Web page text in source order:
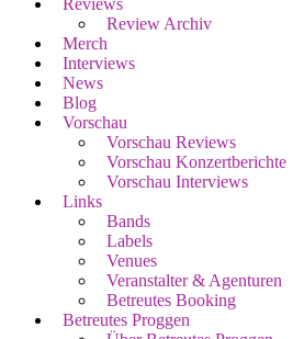
Review Archiv
Merch
Interviews
News
Blog
Vorschau
Vorschau Reviews
Vorschau Konzertberichte
Vorschau Interviews
Links
Bands
Labels
Venues
Veranstalter & Agenturen
Betreutes Booking
Betreutes Proggen